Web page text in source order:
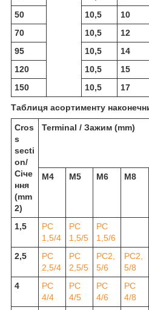
50
10,5 10
70
10,5 12
95
10,5 14
120
10,5 15
150
10,5 17
Таблиця асортименту
Cros
s
secti
on/
Січе
ння
(mm
2)
Terminal / Зажим (mm)
М4 М5 М6 М8
1,5
РС
1,5/4
РС
1,5/5
РС
1,5/6
2,5
РС
2,5/4
РС
2,5/5
РС2,
5/6
РС2,
5/8
4
РС
4/4
РС
4/5
РС
4/6
РС
4/8